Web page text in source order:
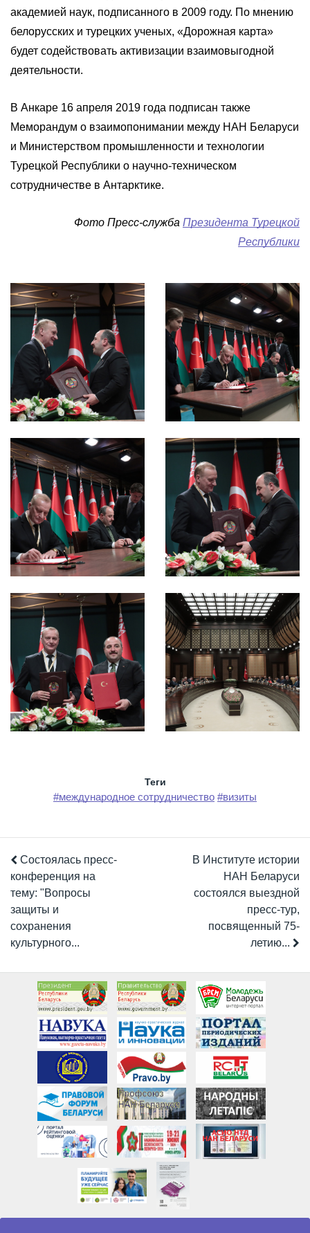
академией наук, подписанного в 2009 году. По мнению
белорусских и турецких ученых, «Дорожная карта»
будет содействовать активизации взаимовыгодной
деятельности.
В Анкаре 16 апреля 2019 года подписан также
Меморандум о взаимопонимании между НАН Беларуси
и Министерством промышленности и технологии
Турецкой Республики о научно-техническом
сотрудничестве в Антарктике.
Фото Пресс-служба Президента Турецкой
Республики
Теги
#международное сотрудничество #визиты
Состоялась пресс-
конференция на
тему: "Вопросы
защиты и
сохранения
культурного...
В Институте истории
НАН Беларуси
состоялся выездной
пресс-тур,
посвященный 75-
летию...